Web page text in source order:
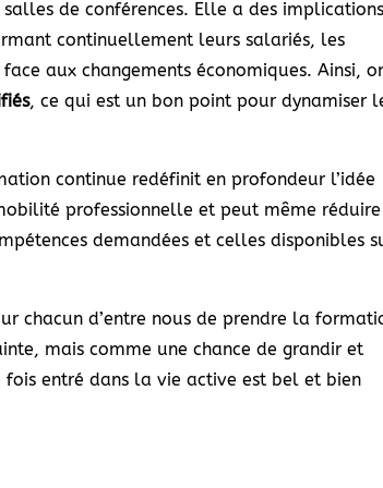
de conférences. Elle a des implications
continuellement leurs salariés, les
aux changements économiques. Ainsi,
, ce qui est un bon point pour dynamiser
continue redéfinit en profondeur l’idée
professionnelle et peut même
demandées et celles disponibles
chacun d’entre nous de prendre la
mais comme une chance de grandir et
fois entré dans la vie active est bel et bien